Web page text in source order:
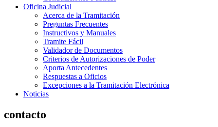
Oficina Judicial
Acerca de la Tramitación
Preguntas Frecuentes
Instructivos y Manuales
Tramite Fácil
Validador de Documentos
Criterios de Autorizaciones de Poder
Aporta Antecedentes
Respuestas a Oficios
Excepciones a la Tramitación Electrónica
Noticias
contacto